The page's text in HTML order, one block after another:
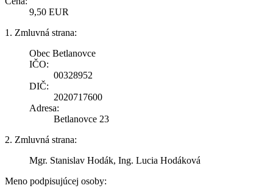
9,50 EUR
1. Zmluvná strana:
Obec Betlanovce
IČO:
00328952
DIČ:
2020717600
Adresa:
Betlanovce 23
2. Zmluvná strana:
Mgr. Stanislav Hodák, Ing. Lucia Hodáková
Meno podpisujúcej osoby: